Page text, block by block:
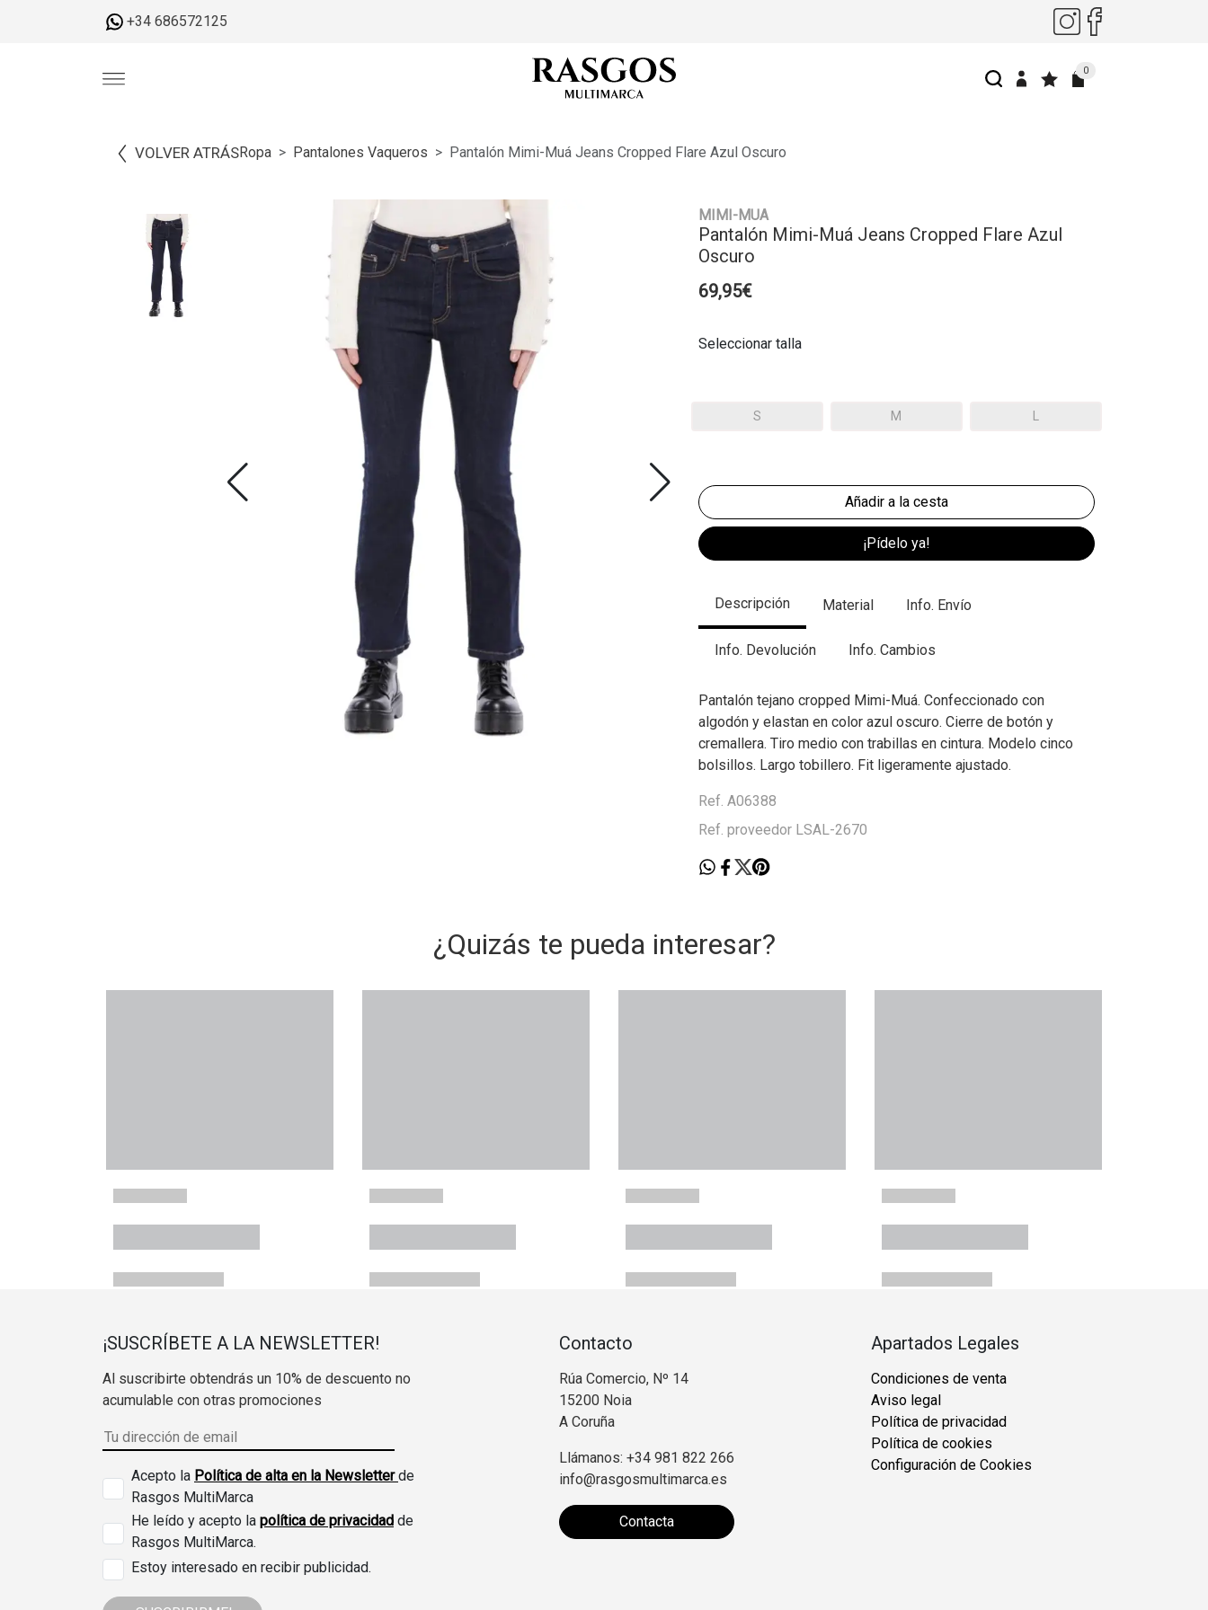
+34 686572125
0
VOLVER ATRÁSRopa Pantalones Vaqueros Pantalón Mimi-Muá Jeans Cropped Flare Azul Oscuro
MIMI-MUA
Pantalón Mimi-Muá Jeans Cropped Flare Azul
Oscuro
69,95€
Seleccionar talla
S M
¡Pídelo ya!
Descripción Material Info. Envío
Info. Devolución Info. Cambios
Pantalón tejano cropped Mimi-Muá. Confeccionado con
algodón y elastan en color azul oscuro. Cierre de botón y
cremallera. Tiro medio con trabillas en cintura. Modelo cinco
bolsillos. Largo tobillero. Fit ligeramente ajustado.
Ref. A06388
Ref. proveedor LSAL-2670
¿Quizás te pueda interesar?
¡SUSCRÍBETE A LA NEWSLETTER!
Al suscribirte obtendrás un 10% de descuento no
acumulable con otras promociones
Acepto la Política de alta en la Newsletterde
Rasgos MultiMarca
He leído y acepto la política de privacidad de
Rasgos MultiMarca.
Estoy interesado en recibir publicidad.
Contacto
Rúa Comercio, Nº 14
15200 Noia
A Coruña
Llámanos: +34 981 822 266
info@rasgosmultimarca.es
Contacta
Apartados Legales
Condiciones de venta
Aviso legal
Política de privacidad
Política de cookies
Configuración de Cookies